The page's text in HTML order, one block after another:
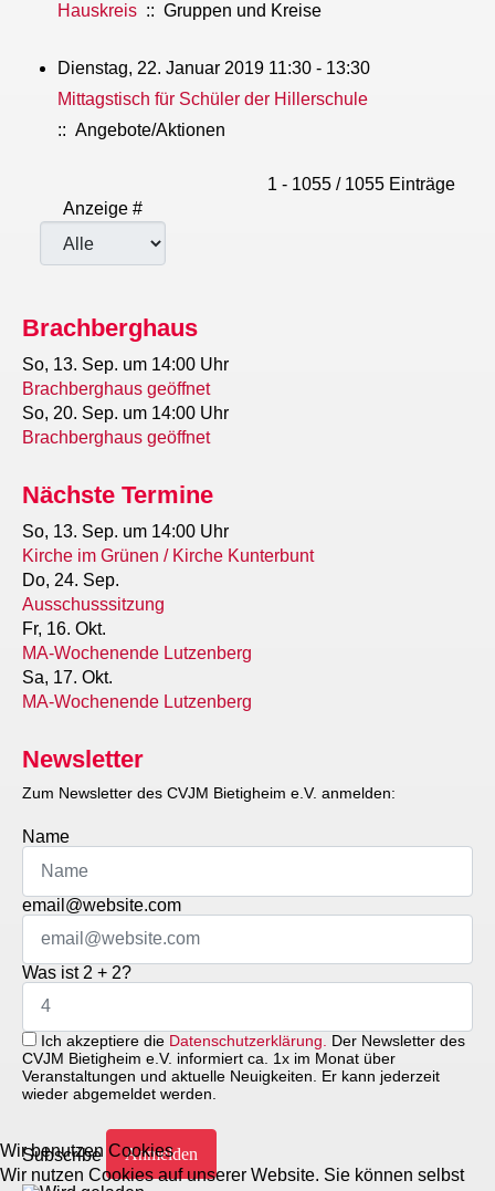
Brachberghaus
So, 13. Sep. um 14:00 Uhr
Brachberghaus geöffnet
So, 20. Sep. um 14:00 Uhr
Brachberghaus geöffnet
Nächste Termine
So, 13. Sep. um 14:00 Uhr
Kirche im Grünen / Kirche Kunterbunt
Do, 24. Sep.
Ausschusssitzung
Fr, 16. Okt.
MA-Wochenende Lutzenberg
Sa, 17. Okt.
MA-Wochenende Lutzenberg
Newsletter
Zum Newsletter des CVJM Bietigheim e.V. anmelden:
Name
email@website.com
Was ist 2 + 2?
Ich akzeptiere die Datenschutzerklärung.
Der Newsletter des
CVJM Bietigheim e.V. informiert ca. 1x im Monat über
Veranstaltungen und aktuelle Neuigkeiten. Er kann jederzeit
wieder abgemeldet werden.
Subscribe
Hauskreis :: Gruppen und Kreise
Dienstag, 22. Januar 2019 11:30 - 13:30
Mittagstisch für Schüler der Hillerschule
:: Angebote/Aktionen
1 - 1055 / 1055 Einträge
Anzeige #
Wir benutzen Cookies
Wir nutzen Cookies auf unserer Website. Sie können selbst